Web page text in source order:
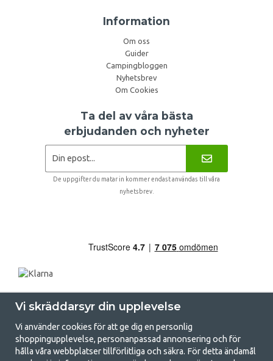
Information
Om oss
Guider
Campingbloggen
Nyhetsbrev
Om Cookies
Ta del av våra bästa
erbjudanden och nyheter
De uppgifter du matar in kommer endast användas till våra
nyhetsbrev.
Vi skräddarsyr din upplevelse
Vi använder cookies för att ge dig en personlig
shoppingupplevelse, personanpassad annonsering och för
hålla våra webbplatser tillförlitliga och säkra. För detta ändamål